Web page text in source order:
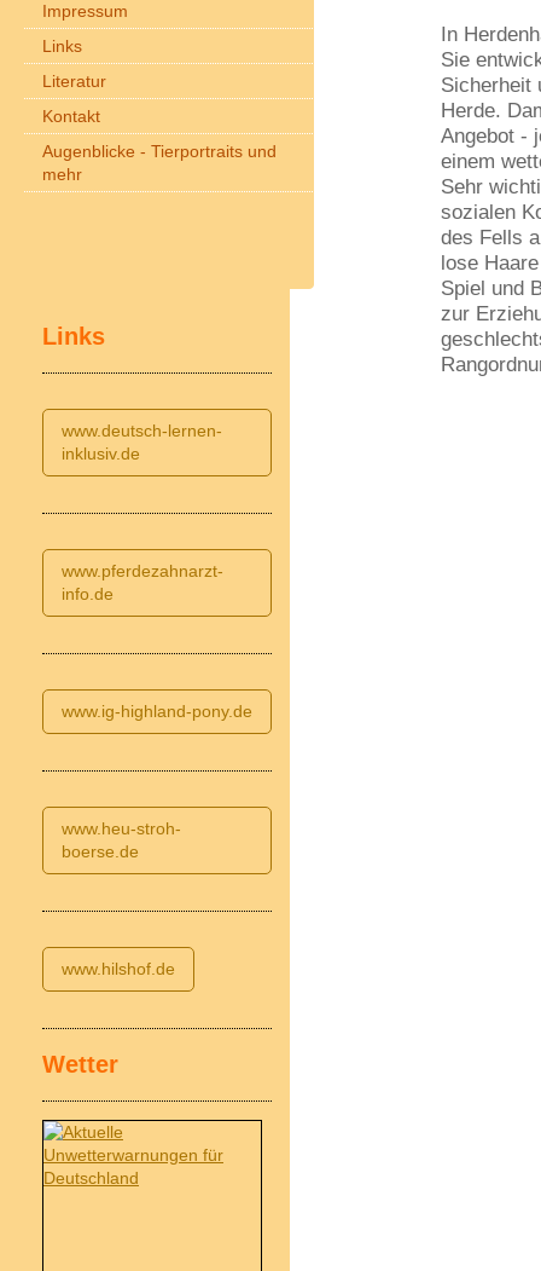
In
Sie
Sicherheit
Herde.
Angebot -
einem
Sehr
sozialen
des Fells
lose
Spiel und
zur
Impressum
Links
Literatur
Kontakt
Augenblicke - Tierportraits und
mehr
Links
www.deutsch-lernen-
inklusiv.de
www.pferdezahnarzt-
info.de
www.ig-highland-pony.de
www.heu-stroh-
boerse.de
www.hilshof.de
Wetter